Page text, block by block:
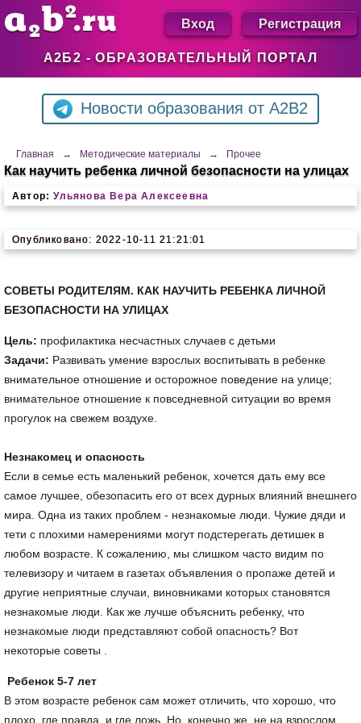
А2Б2 - ОБРАЗОВАТЕЛЬНЫЙ ПОРТАЛ
Вход Регистрация
Новости образования от A2B2
Главная → Методические материалы → Прочее
Как научить ребенка личной безопасности на улицах
Автор: Ульянова Вера Алексеевна
Опубликовано: 2022-10-11 21:21:01
СОВЕТЫ РОДИТЕЛЯМ. КАК НАУЧИТЬ РЕБЕНКА ЛИЧНОЙ
БЕЗОПАСНОСТИ НА УЛИЦАХ
Цель: профилактика несчастных случаев с детьми
Задачи: Развивать умение взрослых воспитывать в ребенке
внимательное отношение и осторожное поведение на улице;
внимательное отношение к повседневной ситуации во время
прогулок на свежем воздухе.
Незнакомец и опасность
Если в семье есть маленький ребенок, хочется дать ему все
самое лучшее, обезопасить его от всех дурных влияний внешнего
мира. Одна из таких проблем - незнакомые люди. Чужие дяди и
тети с плохими намерениями могут подстерегать детишек в
любом возрасте. К сожалению, мы слишком часто видим по
телевизору и читаем в газетах объявления о пропаже детей и
другие неприятные случаи, виновниками которых становятся
незнакомые люди. Как же лучше объяснить ребенку, что
незнакомые люди представляют собой опасность? Вот
некоторые советы .
Ребенок 5-7 лет
В этом возрасте ребенок сам может отличить, что хорошо, что
плохо, где правда, и где ложь. Но, конечно же, не на взрослом